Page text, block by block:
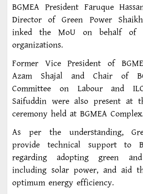
BGMEA President Faruque
Director of Green Power
inked the MoU on behalf of
organizations.
Former Vice President of
Azam Shajal and Chair of
Committee on Labour and
Saifuddin were also present at
ceremony held at BGMEA
As per the understanding,
provide technical support to
regarding adopting green
including solar power, and aid
optimum energy efficiency.